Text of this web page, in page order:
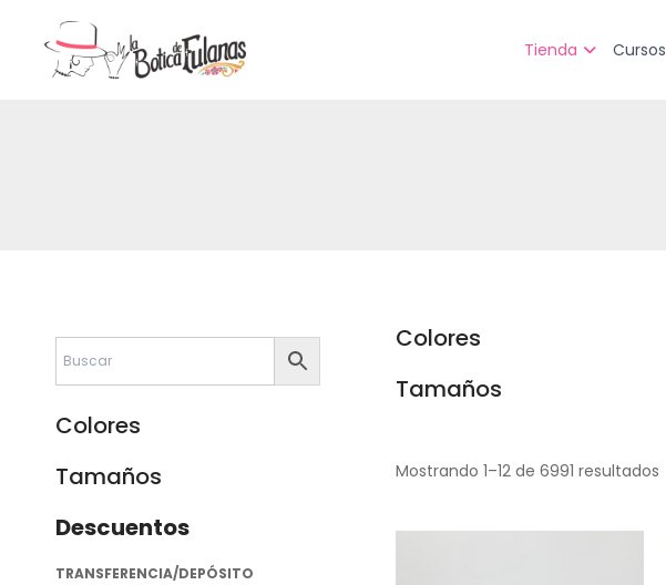
contenido
Tienda Cursos
Colores
Tamaños
Descuentos
TRANSFERENCIA/DEPÓSITO
Colores
Tamaños
Mostrando 1–12 de 6991 resultados